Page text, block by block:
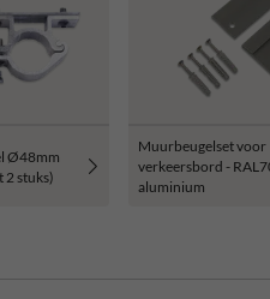
Ø48mm
2 stuks)
Muurbeugelset voor
verkeersbord -
aluminium